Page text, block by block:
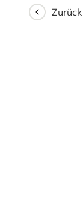
Zurück